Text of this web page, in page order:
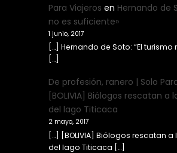
Para Viajeros en Hernando de
no es suficiente»
1 junio, 2017
[…] Hernando de Soto: “El turismo
[…]
De profesión, ranero | Solo
[BOLIVIA] Biólogos rescatan a
del lago Titicaca
2 mayo, 2017
[…] [BOLIVIA] Biólogos rescatan
del lago Titicaca […]